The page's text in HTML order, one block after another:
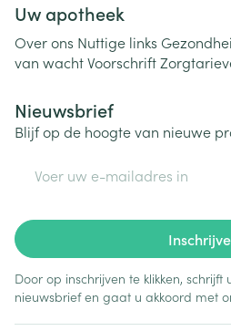
Uw apotheek
Over ons Nuttige links
van wachtVoorschrift
Nieuwsbrief
Blijf op de hoogte van nieuwe
Door op inschrijven te klikken, schrijft
nieuwsbrief en gaat u akkoord met